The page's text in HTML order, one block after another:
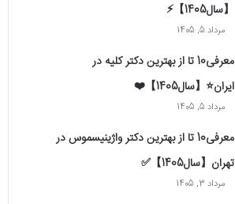
【سال1405】⚡️
مرداد 5, 1405
معرفی10 تا از بهترین دکتر کلیه در
ایران⭐【سال1405】❤️
مرداد 5, 1405
معرفی10 تا از بهترین دکتر واژینیسموس در
تهران【سال1405】✅
مرداد 3, 1405